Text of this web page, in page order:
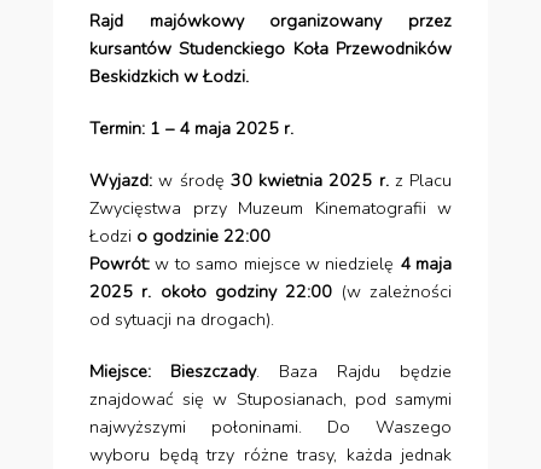
Rajd majówkowy organizowany przez
kursantów Studenckiego Koła Przewodników
Beskidzkich w Łodzi.
Termin: 1 – 4 maja 2025 r.
Wyjazd:w środę 30 kwietnia 2025 r.z Placu
Zwycięstwa przy Muzeum Kinematografii w
Łodzi o godzinie 22:00
Powrót:w to samo miejsce w niedzielę 4 maja
2025 r. około godziny 22:00 (w zależności
od sytuacji na drogach).
Miejsce: Bieszczady. Baza Rajdu będzie
znajdować się w Stuposianach, pod samymi
najwyższymi połoninami. Do Waszego
wyboru będą trzy różne trasy, każda jednak